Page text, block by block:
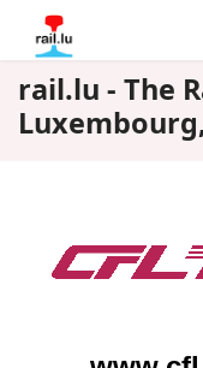
rail.lu - The